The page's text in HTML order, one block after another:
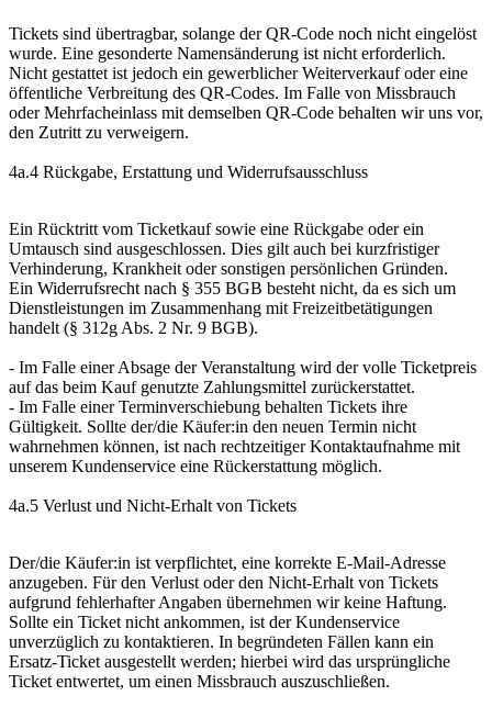
Tickets sind übertragbar, solange der QR-Code noch nicht eingelöst
wurde. Eine gesonderte Namensänderung ist nicht erforderlich.
Nicht gestattet ist jedoch ein gewerblicher Weiterverkauf oder eine
öffentliche Verbreitung des QR-Codes. Im Falle von Missbrauch
oder Mehrfacheinlass mit demselben QR-Code behalten wir uns vor,
den Zutritt zu verweigern.
4a.4 Rückgabe, Erstattung und Widerrufsausschluss
Ein Rücktritt vom Ticketkauf sowie eine Rückgabe oder ein
Umtausch sind ausgeschlossen. Dies gilt auch bei kurzfristiger
Verhinderung, Krankheit oder sonstigen persönlichen Gründen.
Ein Widerrufsrecht nach § 355 BGB besteht nicht, da es sich um
Dienstleistungen im Zusammenhang mit Freizeitbetätigungen
handelt (§ 312g Abs. 2 Nr. 9 BGB).
- Im Falle einer Absage der Veranstaltung wird der volle Ticketpreis
auf das beim Kauf genutzte Zahlungsmittel zurückerstattet.
- Im Falle einer Terminverschiebung behalten Tickets ihre
Gültigkeit. Sollte der/die Käufer:in den neuen Termin nicht
wahrnehmen können, ist nach rechtzeitiger Kontaktaufnahme mit
unserem Kundenservice eine Rückerstattung möglich.
4a.5 Verlust und Nicht-Erhalt von Tickets
Der/die Käufer:in ist verpflichtet, eine korrekte E-Mail-Adresse
anzugeben. Für den Verlust oder den Nicht-Erhalt von Tickets
aufgrund fehlerhafter Angaben übernehmen wir keine Haftung.
Sollte ein Ticket nicht ankommen, ist der Kundenservice
unverzüglich zu kontaktieren. In begründeten Fällen kann ein
Ersatz-Ticket ausgestellt werden; hierbei wird das ursprüngliche
Ticket entwertet, um einen Missbrauch auszuschließen.